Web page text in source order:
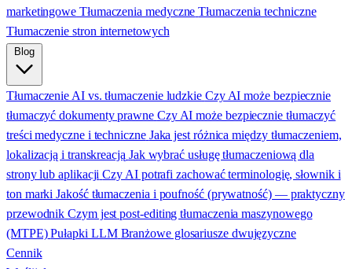
marketingowe Tłumaczenia medyczne Tłumaczenia techniczne
Tłumaczenie stron internetowych
Tłumaczenie AI vs. tłumaczenie ludzkie Czy AI może bezpiecznie
tłumaczyć dokumenty prawne Czy AI może bezpiecznie tłumaczyć
treści medyczne i techniczne Jaka jest różnica między tłumaczeniem,
lokalizacją i transkreacją Jak wybrać usługę tłumaczeniową dla
strony lub aplikacji Czy AI potrafi zachować terminologię, słownik i
ton marki Jakość tłumaczenia i poufność (prywatność) — praktyczny
przewodnik Czym jest post-editing tłumaczenia maszynowego
(MTPE) Pułapki LLM Branżowe glosariusze dwujęzyczne
Cennik